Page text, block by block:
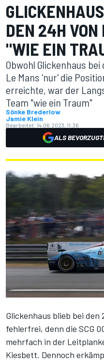
DEN 24H
"WIE EIN
Obwohl Glickenhaus
Le Mans 'nur' die
erreichte, war der
Team "wie ein Traum"
Sönke Brederlow
Jamie Klein
Bearbeitet: 14.06.2023, 11:36
ALS
Glickenhaus blieb bei den
fehlerfrei, denn die SCG
mehrfach in der
Kiesbett. Dennoch